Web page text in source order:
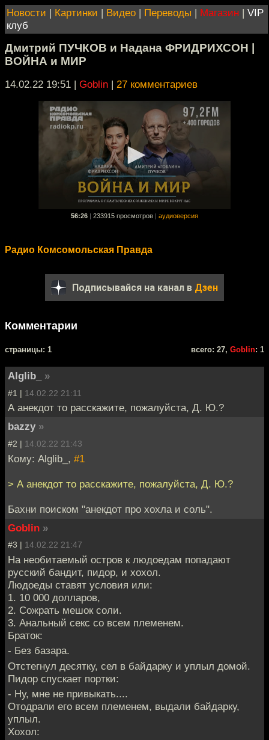
Новости | Картинки | Видео | Переводы | Магазин | VIP
клуб
Дмитрий ПУЧКОВ и Надана ФРИДРИХСОН |
ВОЙНА и МИР
14.02.22 19:51 | Goblin | 27 комментариев
56:26 233915 просмотров аудиоверсия
Радио Комсомольская Правда
Подписывайся на канал в Дзен
Комментарии
cтраницы: 1 всего: 27, Goblin: 1
Alglib_ »
#1 | 14.02.22 21:11
А анекдот то расскажите, пожалуйста, Д. Ю.?
bazzy »
#2 | 14.02.22 21:43
Кому: Alglib_, #1
> А анекдот то расскажите, пожалуйста, Д. Ю.?
Бахни поиском "анекдот про хохла и соль".
Goblin »
#3 | 14.02.22 21:47
На необитаемый остров к людоедам попадают
русский бандит, пидор, и хохол.
Людоеды ставят условия или:
1. 10 000 долларов,
2. Сожрать мешок соли.
3. Анальный секс со всем племенем.
Браток:
- Без базара.
Отстегнул десятку, сел в байдарку и уплыл домой.
Пидор спускает портки:
- Ну, мне не привыкать....
Отодрали его всем племенем, выдали байдарку,
уплыл.
Хохол: